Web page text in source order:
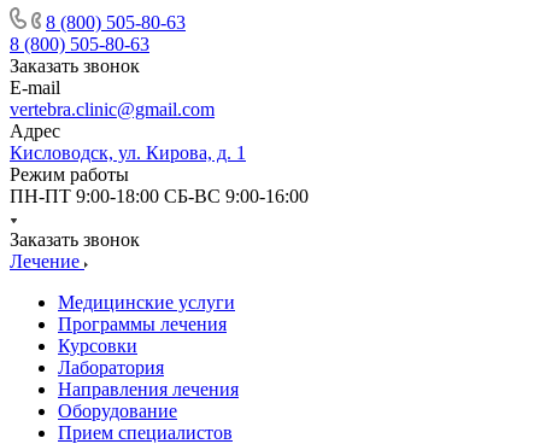
8 (800) 505-80-63
8 (800) 505-80-63
Заказать звонок
E-mail
vertebra.clinic@gmail.com
Адрес
Кисловодск, ул. Кирова, д. 1
Режим работы
ПН-ПТ 9:00-18:00 СБ-ВС 9:00-16:00
Заказать звонок
Лечение
Медицинские услуги
Программы лечения
Курсовки
Лаборатория
Направления лечения
Оборудование
Прием специалистов